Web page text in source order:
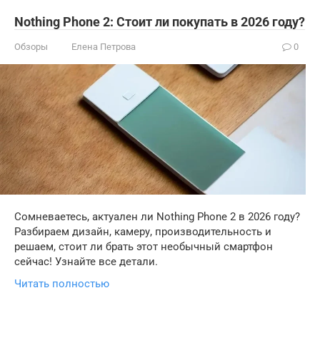
Nothing Phone 2: Стоит ли покупать в 2026 году?
Обзоры Елена Петрова 0
Сомневаетесь, актуален ли Nothing Phone 2 в 2026 году?
Разбираем дизайн, камеру, производительность и
решаем, стоит ли брать этот необычный смартфон
сейчас! Узнайте все детали.
Читать полностью